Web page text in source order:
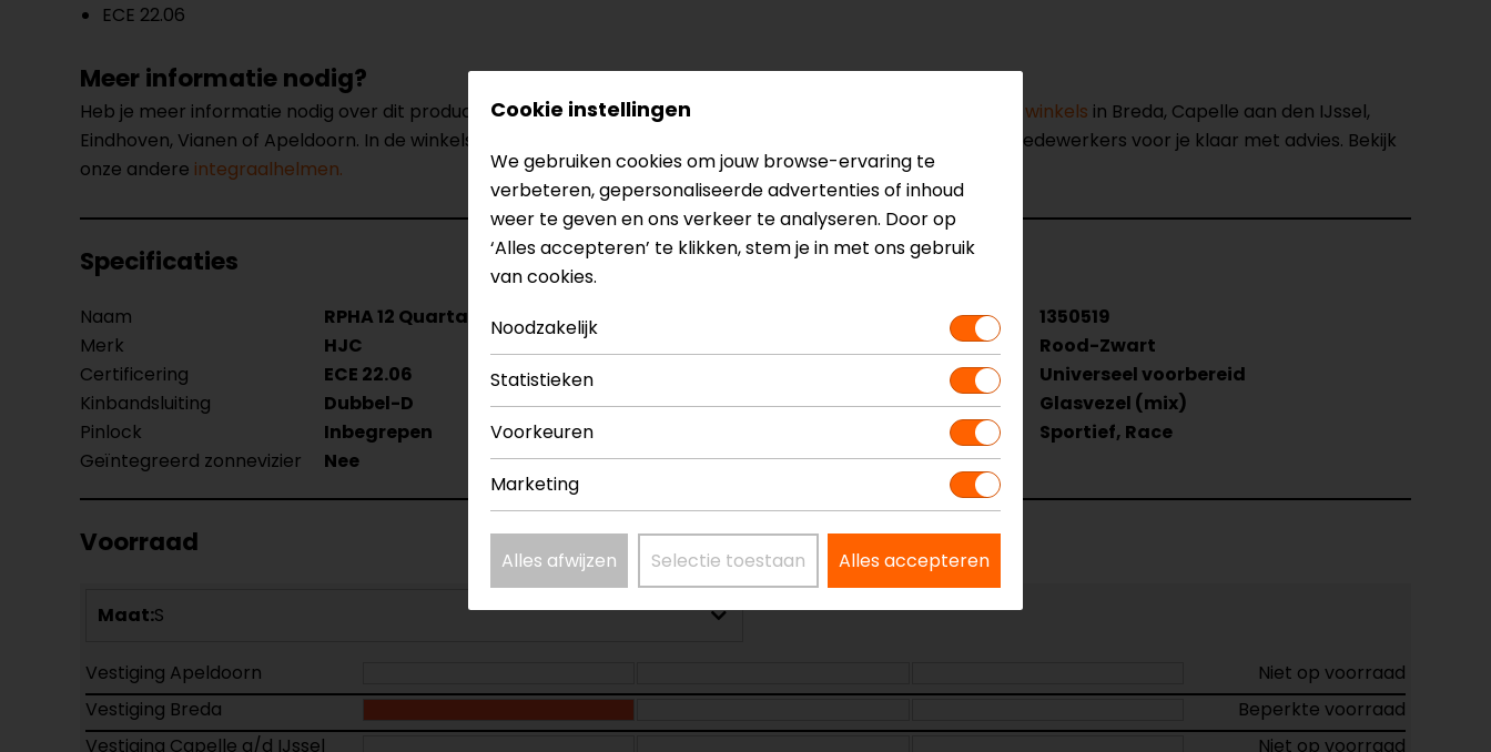
ECE 22.06
Meer informatie nodig?
Heb je meer informatie nodig over dit product? Neem dancontactmet ons op of kom langs in één van onze winkels in Breda, Capelle aan den IJssel,
Eindhoven, Vianen of Apeldoorn. In de winkels kun je het product bekijken & passen en staan onze verkoopmedewerkers voor je klaar met advies. Bekijk
onze andere integraalhelmen.
Specificaties
Naam RPHA 12 Quartararo 2025 Integraalhelm
1350519
Merk
HJC
Rood-Zwart
Certificering
ECE 22.06 Communicatie
Universeel voorbereid
Kinbandsluiting
Dubbel-D Materiaal
Glasvezel (mix)
Pinlock
Inbegrepen
Sportief, Race
Geïntegreerd zonnevizier
Nee
Voorraad
Maat:S
Vestiging Apeldoorn
Niet op voorraad
Vestiging Breda
Beperkte voorraad
Vestiging Capelle a/d IJssel
Niet op voorraad
Cookie instellingen
We gebruiken cookies om jouw browse-ervaring te
verbeteren, gepersonaliseerde advertenties of inhoud
weer te geven en ons verkeer te analyseren. Door op
‘Alles accepteren’ te klikken, stem je in met ons gebruik
van cookies.
Noodzakelijk
Statistieken
Voorkeuren
Marketing
Alles afwijzen Selectie toestaan Alles accepteren